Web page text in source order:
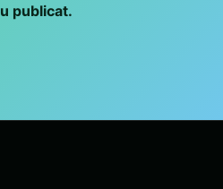
publicat.